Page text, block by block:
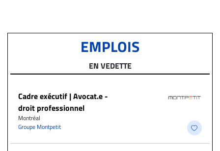
EMPLOIS
EN VEDETTE
Cadre exécutif | Avocat.e -
droit professionnel
Montréal
Groupe Montpetit